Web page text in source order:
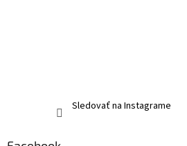
Sledovať na Instagrame